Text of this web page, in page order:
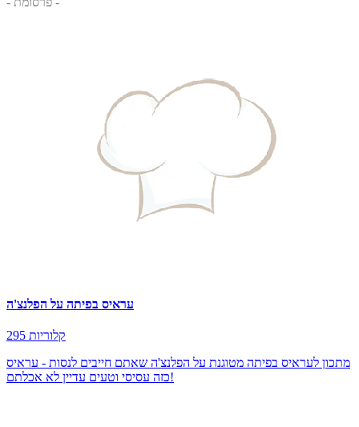
עראיס בפיתה על הפלנצ'ה
295 קלוריות
מתכון לעראיס בפיתה מטוגנת על הפלנצ'ה שאתם חייבים לנסות - עראיס
כזה עסיסי וטעים עדיין לא אכלתם!